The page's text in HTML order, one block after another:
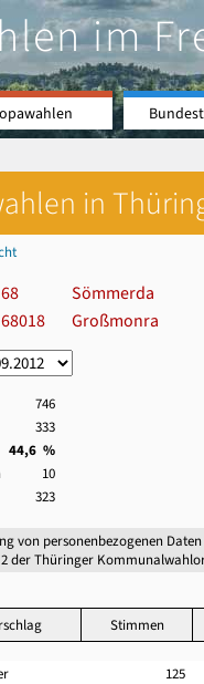
im
in
68
Sömmerda
68018 Großmonra
746
333
44,6 %
10
323
von personenbezogenen
2 der Thüringer
Stimmen
125